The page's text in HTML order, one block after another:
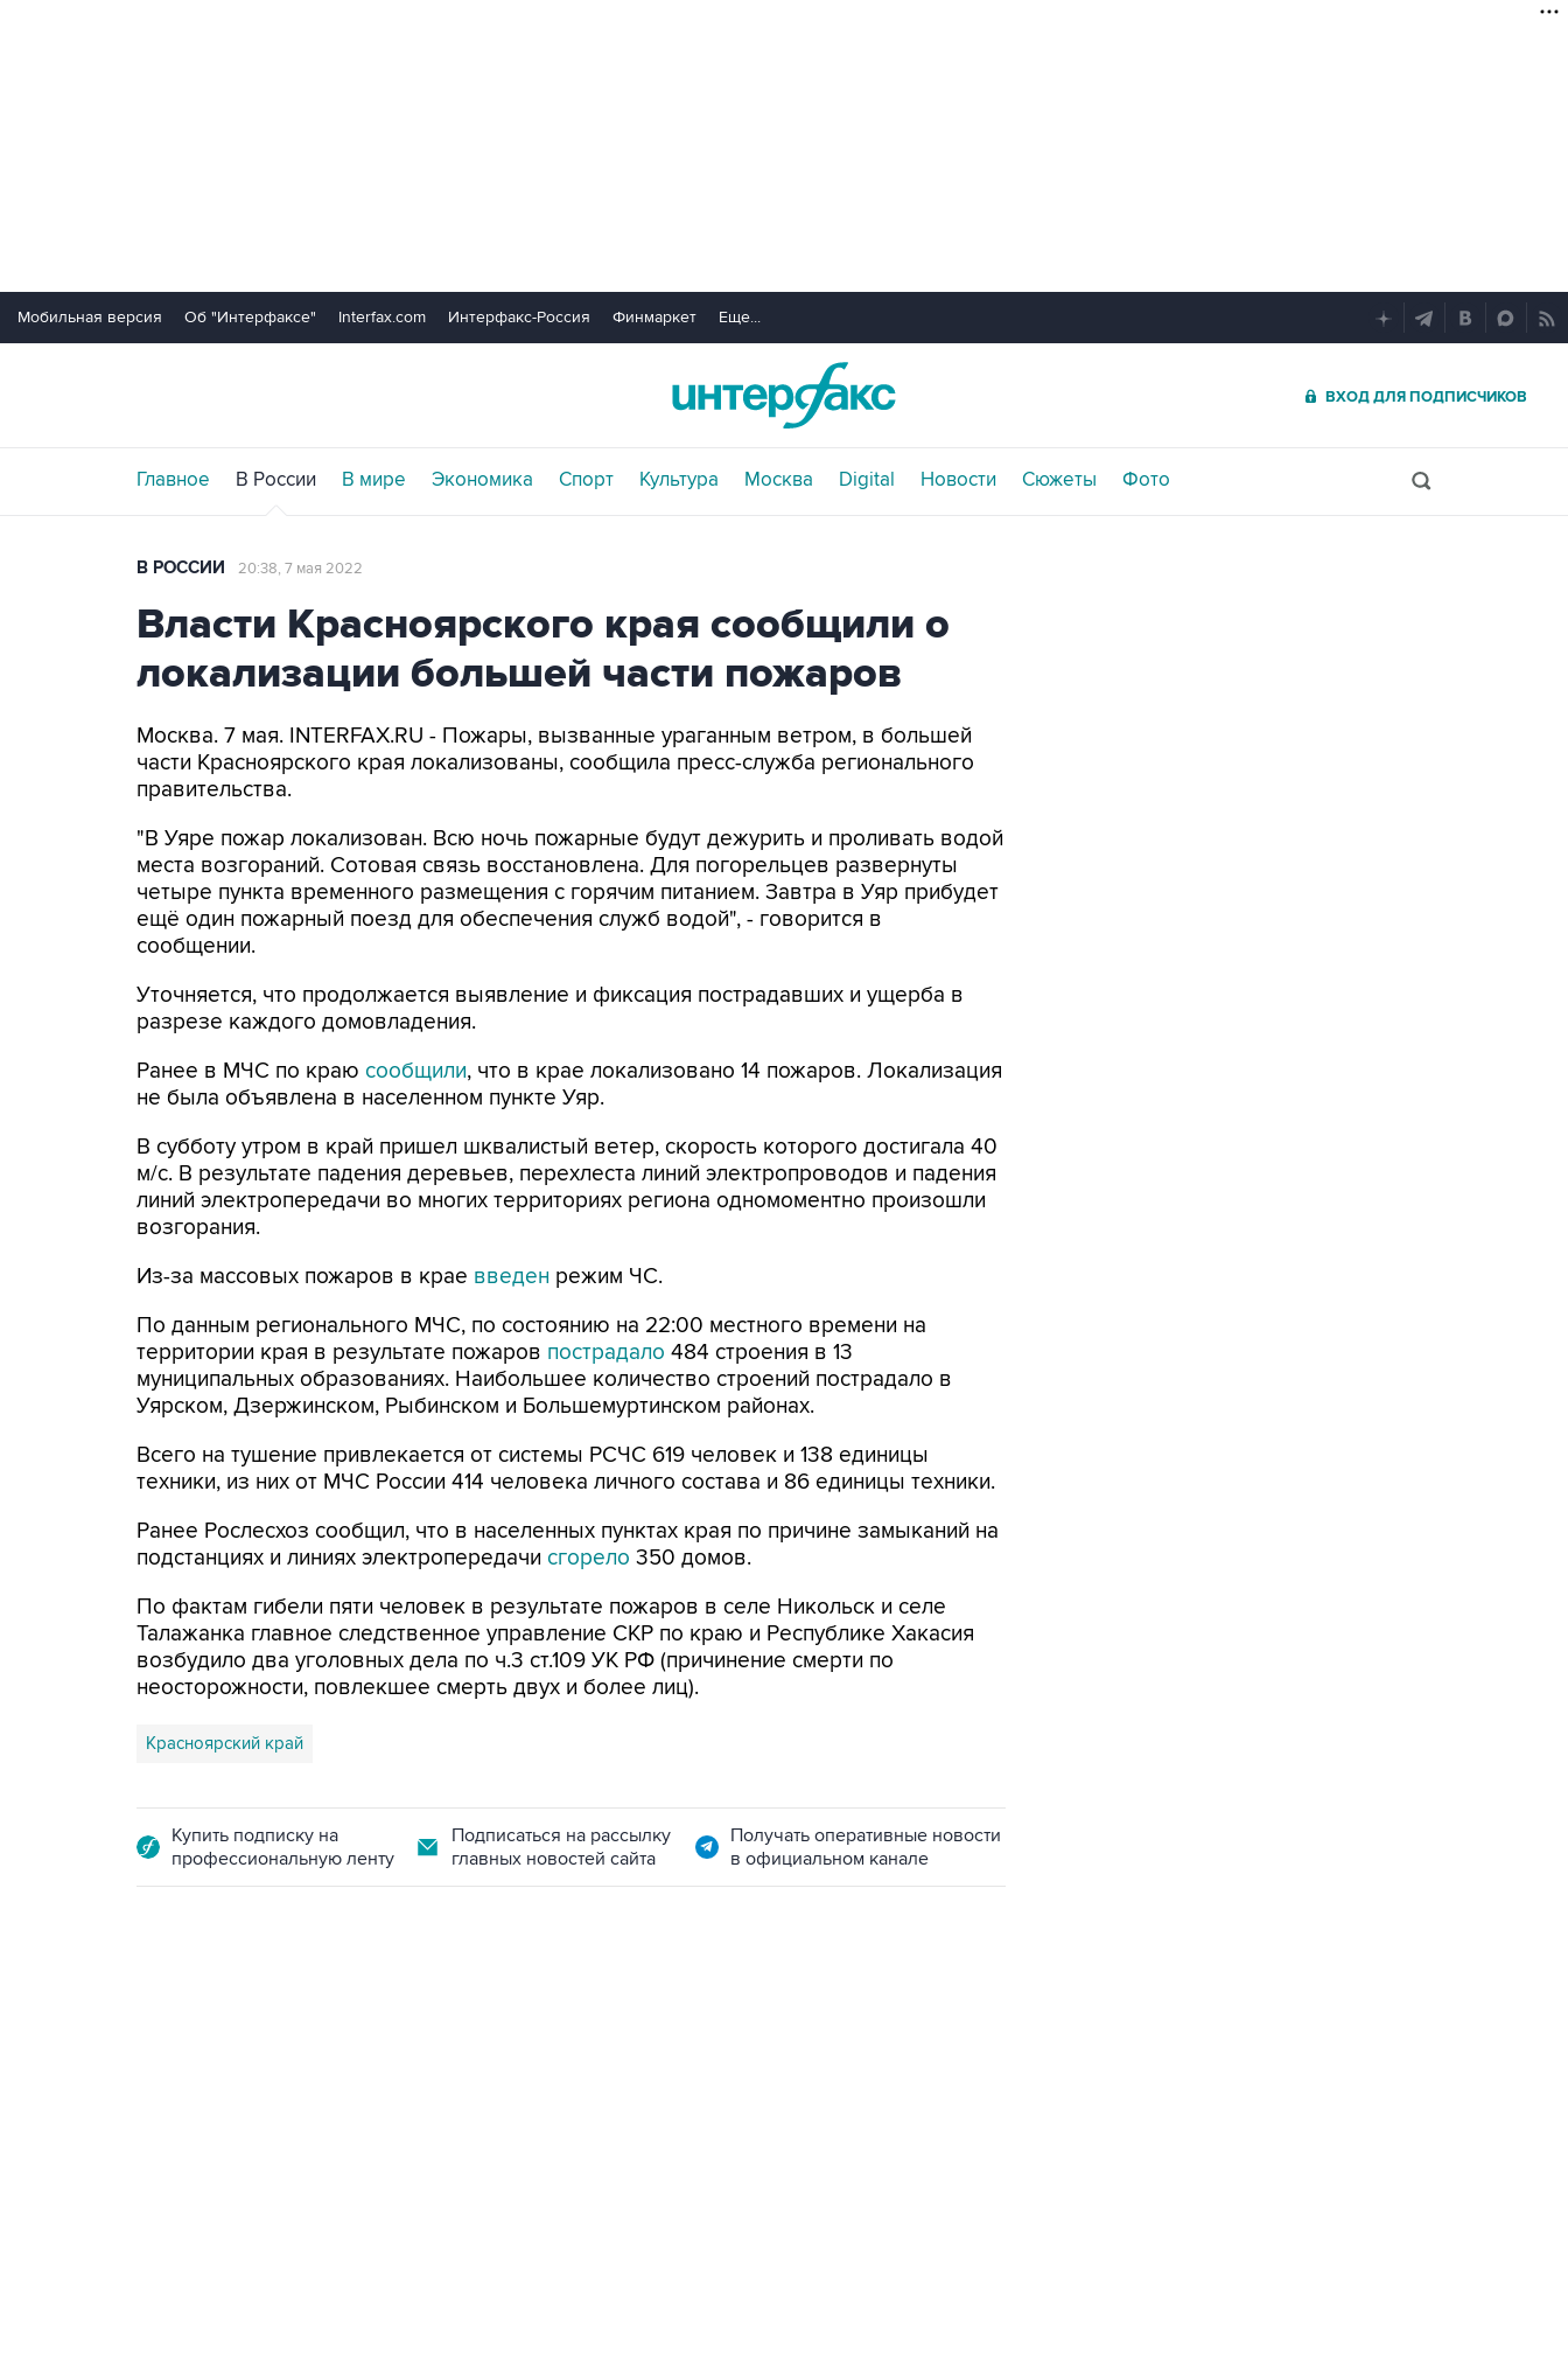
Мобильная версия Об "Интерфаксе" Interfax.com Интерфакс-Россия Финмаркет Еще...
ВХОД ДЛЯ ПОДПИСЧИКОВ
Главное В России В мире Экономика Спорт Культура Москва Digital Новости Сюжеты Фото
В РОССИИ 20:38, 7 мая 2022
Власти Красноярского края сообщили о
локализации большей части пожаров
Москва. 7 мая. INTERFAX.RU - Пожары, вызванные ураганным ветром, в большей
части Красноярского края локализованы, сообщила пресс-служба регионального
правительства.
"В Уяре пожар локализован. Всю ночь пожарные будут дежурить и проливать водой
места возгораний. Сотовая связь восстановлена. Для погорельцев развернуты
четыре пункта временного размещения с горячим питанием. Завтра в Уяр прибудет
ещё один пожарный поезд для обеспечения служб водой", - говорится в
сообщении.
Уточняется, что продолжается выявление и фиксация пострадавших и ущерба в
разрезе каждого домовладения.
Ранее в МЧС по краю сообщили, что в крае локализовано 14 пожаров. Локализация
не была объявлена в населенном пункте Уяр.
В субботу утром в край пришел шквалистый ветер, скорость которого достигала 40
м/с. В результате падения деревьев, перехлеста линий электропроводов и падения
линий электропередачи во многих территориях региона одномоментно произошли
возгорания.
Из-за массовых пожаров в крае введен режим ЧС.
По данным регионального МЧС, по состоянию на 22:00 местного времени на
территории края в результате пожаров пострадало 484 строения в 13
муниципальных образованиях. Наибольшее количество строений пострадало в
Уярском, Дзержинском, Рыбинском и Большемуртинском районах.
Всего на тушение привлекается от системы РСЧС 619 человек и 138 единицы
техники, из них от МЧС России 414 человека личного состава и 86 единицы техники.
Ранее Рослесхоз сообщил, что в населенных пунктах края по причине замыканий на
подстанциях и линиях электропередачи сгорело 350 домов.
По фактам гибели пяти человек в результате пожаров в селе Никольск и селе
Талажанка главное следственное управление СКР по краю и Республике Хакасия
возбудило два уголовных дела по ч.3 ст.109 УК РФ (причинение смерти по
неосторожности, повлекшее смерть двух и более лиц).
Красноярский край
Купить подписку на
профессиональную ленту
Подписаться на рассылку
главных новостей сайта
Получать оперативные новости
в официальном канале